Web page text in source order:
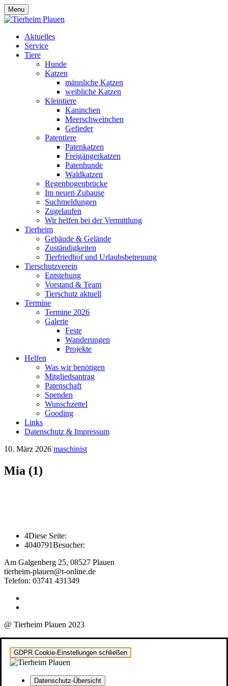
Menu
Aktuelles
Service
Tiere
Hunde
Katzen
männliche Katzen
weibliche Katzen
Kleintiere
Kaninchen
Meerschweinchen
Gefieder
Patentiere
Patenkatzen
Freigängerkatzen
Patenhunde
Waldkatzen
Regenbogenbrücke
Im neuen Zuhause
Suchmeldungen
Zugelaufen
Wir helfen bei der Vermittlung
Tierheim
Gebäude & Gelände
Zuständigkeiten
Tierfriedhof und Urlaubsbetreuung
Tierschutzverein
Entstehung
Vorstand & Team
Tierschutz aktuell
Termine
Termine 2026
Galerie
Feste
Wanderungen
Projekte
Helfen
Was wir benötigen
Mitgliedsantrag
Patenschaft
Spenden
Wunschzettel
Gooding
Links
Datenschutz & Impressum
10. März 2026 maschinist
Mia (1)
4Diese Seite:
4040791Besucher:
Am Galgenberg 25, 08527 Plauen
tierheim-plauen@t-online.de
Telefon: 03741 431349
@ Tierheim Plauen 2023
GDPR Cookie-Einstellungen schließen
Datenschutz-Übersicht